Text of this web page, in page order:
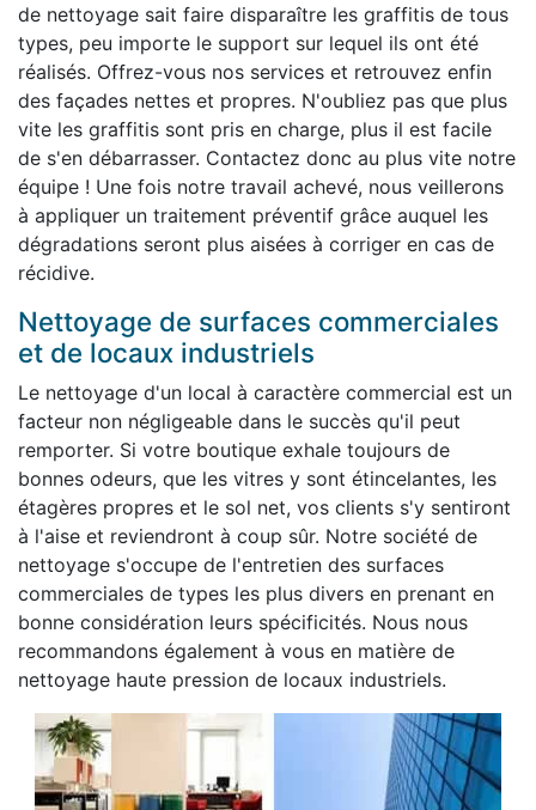
de nettoyage sait faire disparaître les graffitis de tous
types, peu importe le support sur lequel ils ont été
réalisés. Offrez-vous nos services et retrouvez enfin
des façades nettes et propres. N'oubliez pas que plus
vite les graffitis sont pris en charge, plus il est facile
de s'en débarrasser. Contactez donc au plus vite notre
équipe ! Une fois notre travail achevé, nous veillerons
à appliquer un traitement préventif grâce auquel les
dégradations seront plus aisées à corriger en cas de
récidive.
Nettoyage de surfaces commerciales
et de locaux industriels
Le nettoyage d'un local à caractère commercial est un
facteur non négligeable dans le succès qu'il peut
remporter. Si votre boutique exhale toujours de
bonnes odeurs, que les vitres y sont étincelantes, les
étagères propres et le sol net, vos clients s'y sentiront
à l'aise et reviendront à coup sûr. Notre société de
nettoyage s'occupe de l'entretien des surfaces
commerciales de types les plus divers en prenant en
bonne considération leurs spécificités. Nous nous
recommandons également à vous en matière de
nettoyage haute pression de locaux industriels.